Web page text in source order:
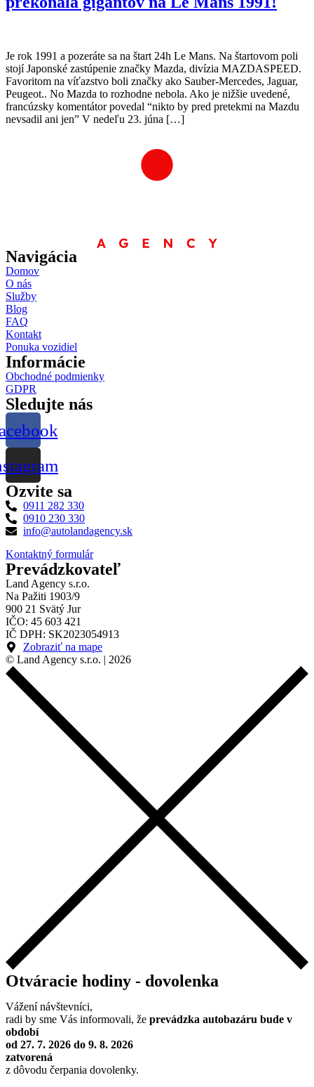
Je rok 1991 a pozeráte sa na štart 24h Le Mans. Na štartovom poli
stojí Japonské zastúpenie značky Mazda, divízia MAZDASPEED.
Favoritom na víťazstvo boli značky ako Sauber-Mercedes, Jaguar,
Peugeot.. No Mazda to rozhodne nebola. Ako je nižšie uvedené,
francúzsky komentátor povedal “nikto by pred pretekmi na Mazdu
nevsadil ani jen” V nedeľu 23. júna […]
Navigácia
Domov
O nás
Služby
Blog
FAQ
Kontakt
Ponuka vozidiel
Informácie
Obchodné podmienky
GDPR
Sledujte nás
Ozvite sa
0911 282 330
0910 230 330
info@autolandagency.sk
Kontaktný formulár
Prevádzkovateľ
Land Agency s.r.o.
Na Pažiti 1903/9
900 21 Svätý Jur
IČO: 45 603 421
IČ DPH: SK2023054913
Zobraziť na mape
© Land Agency s.r.o. | 2026
Otváracie hodiny - dovolenka
Vážení návštevníci,
radi by sme Vás informovali, že prevádzka autobazáru bude v
období
od 27. 7. 2026 do 9. 8. 2026
zatvorená
z dôvodu čerpania dovolenky.